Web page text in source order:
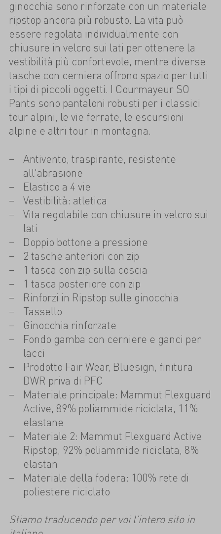
ginocchia sono rinforzate con un materiale
ripstop ancora più robusto. La vita può
essere regolata individualmente con
chiusure in velcro sui lati per ottenere la
vestibilità più confortevole, mentre diverse
tasche con cerniera offrono spazio per tutti
i tipi di piccoli oggetti. I Courmayeur SO
Pants sono pantaloni robusti per i classici
tour alpini, le vie ferrate, le escursioni
alpine e altri tour in montagna.
Antivento, traspirante, resistente
all'abrasione
Elastico a 4 vie
Vestibilità: atletica
Vita regolabile con chiusure in velcro sui
lati
Doppio bottone a pressione
2 tasche anteriori con zip
1 tasca con zip sulla coscia
1 tasca posteriore con zip
Rinforzi in Ripstop sulle ginocchia
Tassello
Ginocchia rinforzate
Fondo gamba con cerniere e ganci per
lacci
Prodotto Fair Wear, Bluesign, finitura
DWR priva di PFC
Materiale principale: Mammut Flexguard
Active, 89% poliammide riciclata, 11%
elastane
Materiale 2: Mammut Flexguard Active
Ripstop, 92% poliammide riciclata, 8%
elastan
Materiale della fodera: 100% rete di
poliestere riciclato
Stiamo traducendo per voi l'intero sito in